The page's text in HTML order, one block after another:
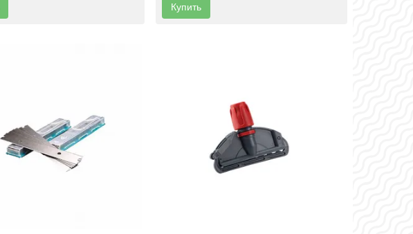
Купить